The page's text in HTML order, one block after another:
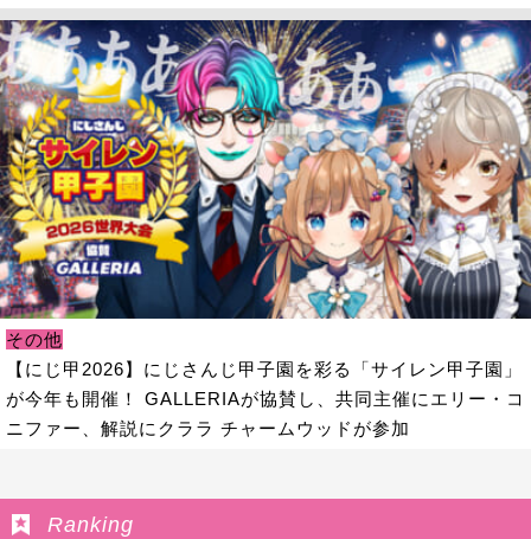
その他
【にじ甲2026】にじさんじ甲子園を彩る「サイレン甲子園」
が今年も開催！ GALLERIAが協賛し、共同主催にエリー・コ
ニファー、解説にクララ チャームウッドが参加
Ranking